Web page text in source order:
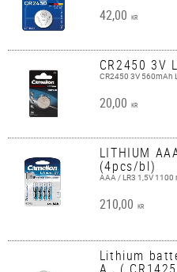
42,00 KR
CR2450 3V
CR2450 3V 560mAh
20,00 KR
LITHIUM
(4pcs/bl)
AAA / LR3 1,5V 1100
210,00 KR
Lithium